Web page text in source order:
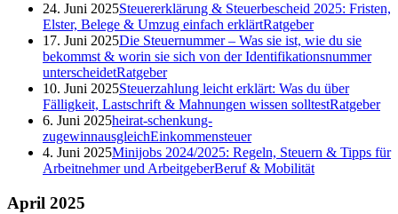
24. Juni 2025Steuererklärung & Steuerbescheid 2025: Fristen,
Elster, Belege & Umzug einfach erklärtRatgeber
17. Juni 2025Die Steuernummer – Was sie ist, wie du sie
bekommst & worin sie sich von der Identifikationsnummer
unterscheidetRatgeber
10. Juni 2025Steuerzahlung leicht erklärt: Was du über
Fälligkeit, Lastschrift & Mahnungen wissen solltestRatgeber
6. Juni 2025heirat-schenkung-
zugewinnausgleichEinkommensteuer
4. Juni 2025Minijobs 2024/2025: Regeln, Steuern & Tipps für
Arbeitnehmer und ArbeitgeberBeruf & Mobilität
April 2025